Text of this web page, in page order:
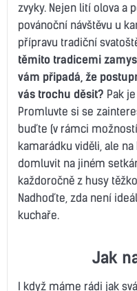
zvyky. Nejen lití olova a
povánoční návštěvu u
přípravu tradiční
těmito tradicemi
vám připadá, že
vás trochu děsit? Pak
Promluvte si se
buďte (v rámci
kamarádku viděli, ale
domluvit na jiném
každoročně z husy
Nadhoďte, zda není
kuchaře.
Jak
I když máme rádi jak